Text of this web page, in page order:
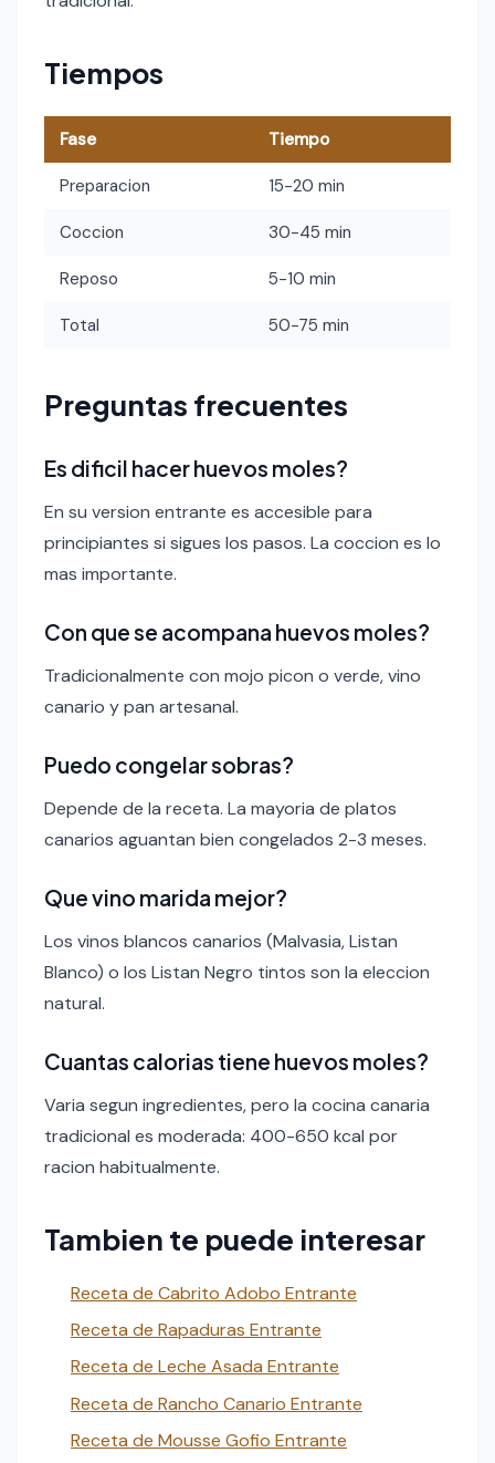
Tiempos
Fase Tiempo
Preparacion 15-20 min
Coccion 30-45 min
Reposo 5-10 min
Total 50-75 min
Preguntas frecuentes
Es dificil hacer huevos moles?
En su version entrante es accesible para
principiantes si sigues los pasos. La coccion es lo
mas importante.
Con que se acompana huevos moles?
Tradicionalmente con mojo picon o verde, vino
canario y pan artesanal.
Puedo congelar sobras?
Depende de la receta. La mayoria de platos
canarios aguantan bien congelados 2-3 meses.
Que vino marida mejor?
Los vinos blancos canarios (Malvasia, Listan
Blanco) o los Listan Negro tintos son la eleccion
natural.
Cuantas calorias tiene huevos moles?
Varia segun ingredientes, pero la cocina canaria
tradicional es moderada: 400-650 kcal por
racion habitualmente.
Tambien te puede interesar
Receta de Cabrito Adobo Entrante
Receta de Rapaduras Entrante
Receta de Leche Asada Entrante
Receta de Rancho Canario Entrante
Receta de Mousse Gofio Entrante